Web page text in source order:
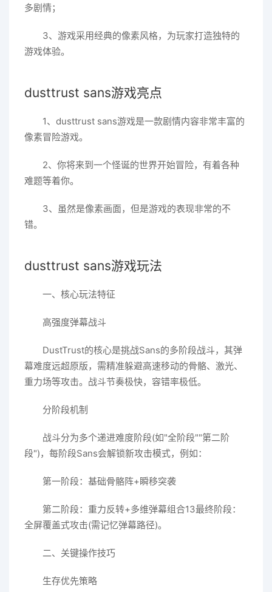
多剧情；
3、游戏采用经典的像素风格，为玩家打造独特的
游戏体验。
dusttrust sans游戏亮点
1、dusttrust sans游戏是一款剧情内容非常丰富的
像素冒险游戏。
2、你将来到一个怪诞的世界开始冒险，有着各种
难题等着你。
3、虽然是像素画面，但是游戏的表现非常的不
错。
dusttrust sans游戏玩法
一、核心玩法特征
高强度弹幕战斗
DustTrust的核心是挑战Sans的多阶段战斗，其弹
幕难度远超原版，需精准躲避高速移动的骨骼、激光、
重力场等攻击。战斗节奏极快，容错率极低。
分阶段机制
战斗分为多个递进难度阶段(如"全阶段""第二阶
段")，每阶段Sans会解锁新攻击模式，例如：
第一阶段：基础骨骼阵+瞬移突袭
第二阶段：重力反转+多维弹幕组合13最终阶段：
全屏覆盖式攻击(需记忆弹幕路径)。
二、关键操作技巧
生存优先策略